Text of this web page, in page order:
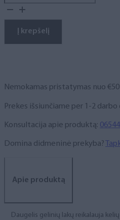
kiekis:
gelinis
lakas,
Į krepšelį
Nemokamas pristatymas nuo €50
Prekes išsiunčiame per 1-2 darbo
Konsultacija apie produktą:
Domina didmeninė prekyba?
Apie produktą
Daugelis gelinių lakų reikalauja